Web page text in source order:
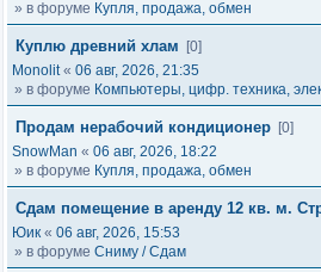
» в форуме Купля, продажа, обмен
Куплю древний хлам
[0]
Monolit« 06 авг, 2026, 21:35
» в форуме Компьютеры, цифр. техника,
Продам нерабочий кондиционер [0]
SnowMan « 06 авг, 2026, 18:22
» в форуме Купля, продажа, обмен
Сдам помещение в аренду 12 кв. м.
Юик « 06 авг, 2026, 15:53
» в форуме Сниму / Сдам